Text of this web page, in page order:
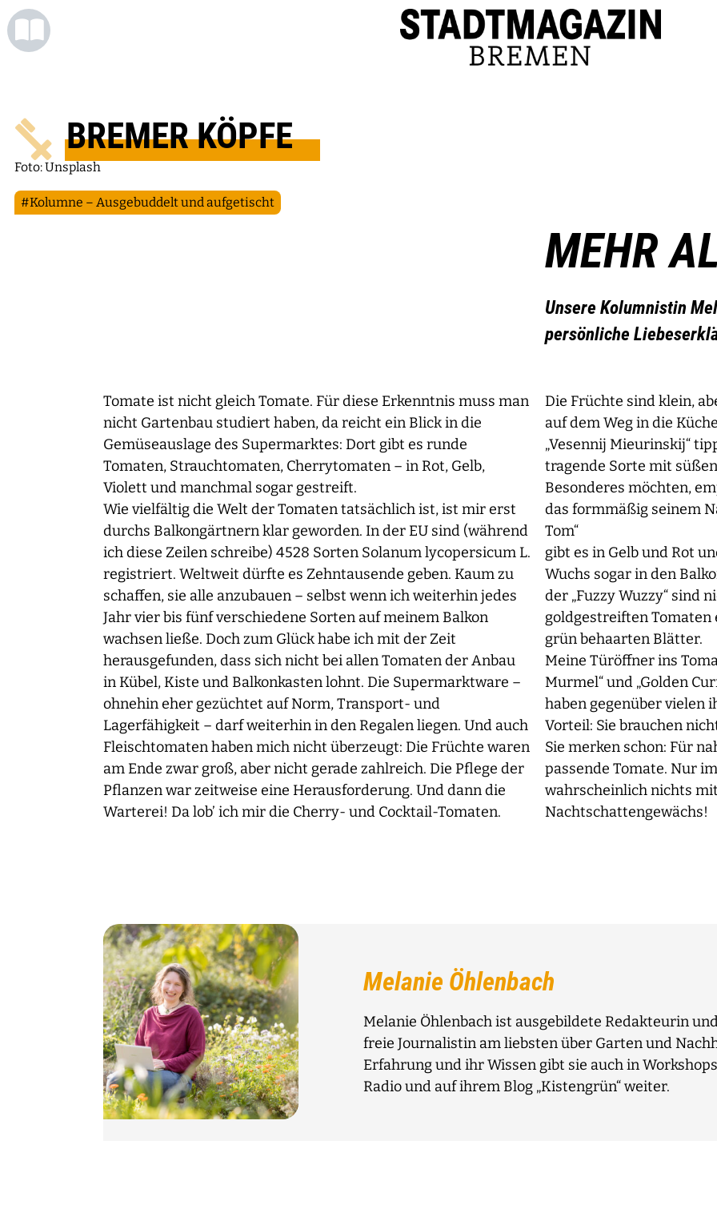
Foto: Unsplash
#Kolumne – Ausgebuddelt und aufgetischt
BREMER KÖPFE
MEHR
Unsere Kolumnistin
persönliche
Tomate ist nicht gleich Tomate. Für diese Erkenntnis muss man
nicht Gartenbau studiert haben, da reicht ein Blick in die
Gemüseauslage des Supermarktes: Dort gibt es runde
Tomaten, Strauchtomaten, Cherrytomaten – in Rot, Gelb,
Violett und manchmal sogar gestreift.
Wie vielfältig die Welt der Tomaten tatsächlich ist, ist mir erst
durchs Balkongärtnern klar geworden. In der EU sind (während
ich diese Zeilen schreibe) 4528 Sorten Solanum lycopersicum L.
registriert. Weltweit dürfte es Zehntausende geben. Kaum zu
schaffen, sie alle anzubauen – selbst wenn ich weiterhin jedes
Jahr vier bis fünf verschiedene Sorten auf meinem Balkon
wachsen ließe. Doch zum Glück habe ich mit der Zeit
herausgefunden, dass sich nicht bei allen Tomaten der Anbau
in Kübel, Kiste und Balkonkasten lohnt. Die Supermarktware –
ohnehin eher gezüchtet auf Norm, Transport- und
Lagerfähigkeit – darf weiterhin in den Regalen liegen. Und auch
Fleischtomaten haben mich nicht überzeugt: Die Früchte waren
am Ende zwar groß, aber nicht gerade zahlreich. Die Pflege der
Pflanzen war zeitweise eine Herausforderung. Und dann die
Warterei! Da lob’ ich mir die Cherry- und Cocktail-Tomaten.
Die Früchte sind klein,
auf dem Weg in die
„Vesennij Mieurinskij“
tragende Sorte mit
Besonderes möchten,
das formmäßig seinem
Tom“
gibt es in Gelb und Rot
Wuchs sogar in den
der „Fuzzy Wuzzy“ sind
goldgestreiften Tomaten
grün behaarten Blätter.
Meine Türöffner ins
Murmel“ und „Golden
haben gegenüber vielen
Vorteil: Sie brauchen
Sie merken schon: Für
passende Tomate. Nur
wahrscheinlich nichts
Nachtschattengewächs!
Melanie Öhlenbach
Melanie Öhlenbach ist ausgebildete Redakteurin
freie Journalistin am liebsten über Garten und
Erfahrung und ihr Wissen gibt sie auch in
Radio und auf ihrem Blog „Kistengrün“ weiter.